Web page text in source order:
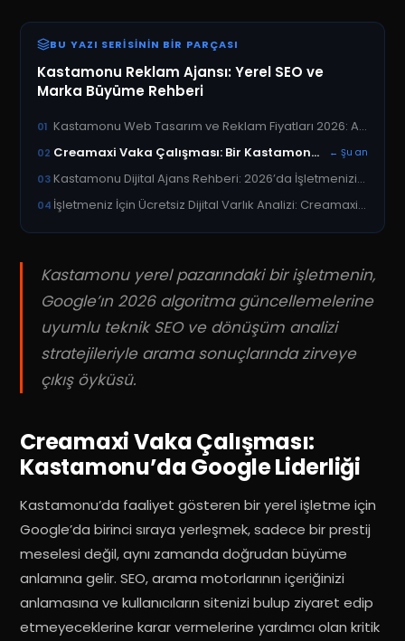
BU YAZI SERISININ BIR PARÇASI
Kastamonu Reklam Ajansı: Yerel SEO ve
Marka Büyüme Rehberi
01 Kastamonu Web Tasarım ve Reklam Fiyatları 2026: Ajans Maliyet Rehberi
02 Creamaxi Vaka Çalışması: Bir Kastamonu Markasını Google’da Nasıl 1. Sıraya Taşıdık? ← Şu an
03 Kastamonu Dijital Ajans Rehberi: 2026’da İşletmenizi Büyütecek Stratejiler
04 İşletmeniz İçin Ücretsiz Dijital Varlık Analizi: Creamaxi ile Kastamonu’da Zirveye Çıkın
Kastamonu yerel pazarındaki bir işletmenin,
Google’ın 2026 algoritma güncellemelerine
uyumlu teknik SEO ve dönüşüm analizi
stratejileriyle arama sonuçlarında zirveye
çıkış öyküsü.
Creamaxi Vaka Çalışması:
Kastamonu’da Google Liderliği
Kastamonu’da faaliyet gösteren bir yerel işletme için
Google’da birinci sıraya yerleşmek, sadece bir prestij
meselesi değil, aynı zamanda doğrudan büyüme
anlamına gelir.SEO, arama motorlarının içeriğinizi
anlamasına ve kullanıcıların sitenizi bulup ziyaret edip
etmeyeceklerine karar vermelerine yardımcı olan kritik